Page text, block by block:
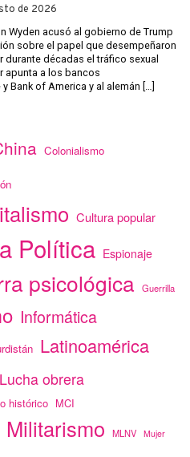
de 2026
Wyden acusó al gobierno de Trump
sobre el papel que desempeñaron
durante décadas el tráfico sexual
apunta a los bancos
Bank of America y al alemán […]
Colonialismo
Cultura popular
Política Espionaje
psicológica Guerrilla
Informática
Latinoamérica
Lucha obrera
histórico MCI
Militarismo MLNV Mujer